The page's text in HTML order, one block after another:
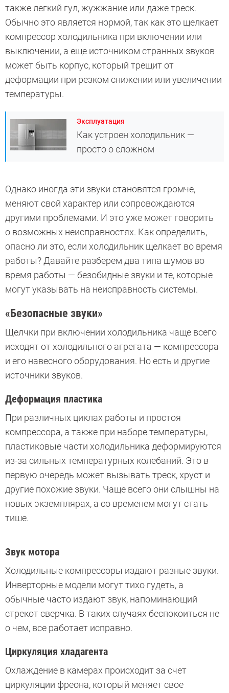
также легкий гул, жужжание или даже треск.
Обычно это является нормой, так как это щелкает
компрессор холодильника при включении или
выключении, а еще источником странных звуков
может быть корпус, который трещит от
деформации при резком снижении или увеличении
температуры.
Эксплуатация
Как устроен холодильник —
просто о сложном
Однако иногда эти звуки становятся громче,
меняют свой характер или сопровождаются
другими проблемами. И это уже может говорить
о возможных неисправностях. Как определить,
опасно ли это, если холодильник щелкает во время
работы? Давайте разберем два типа шумов во
время работы — безобидные звуки и те, которые
могут указывать на неисправность системы.
«Безопасные звуки»
Щелчки при включении холодильника чаще всего
исходят от холодильного агрегата — компрессора
и его навесного оборудования. Но есть и другие
источники звуков.
Деформация пластика
При различных циклах работы и простоя
компрессора, а также при наборе температуры,
пластиковые части холодильника деформируются
из-за сильных температурных колебаний. Это в
первую очередь может вызывать треск, хруст и
другие похожие звуки. Чаще всего они слышны на
новых экземплярах, а со временем могут стать
тише.
Звук мотора
Холодильные компрессоры издают разные звуки.
Инверторные модели могут тихо гудеть, а
обычные часто издают звук, напоминающий
стрекот сверчка. В таких случаях беспокоиться не
о чем, все работает исправно.
Циркуляция хладагента
Охлаждение в камерах происходит за счет
циркуляции фреона, который меняет свое